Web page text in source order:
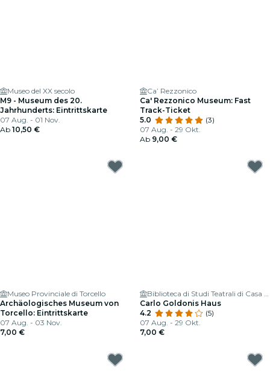
Museo del XX secolo
M9 - Museum des 20.
Jahrhunderts: Eintrittskarte
07 Aug. - 01 Nov.
Ab 10,50 €
Ca’ Rezzonico
Ca' Rezzonico Museum: Fast
Track-Ticket
5.0
(3)
07 Aug. - 29 Okt.
Ab 9,00 €
Museo Provinciale di Torcello
Archäologisches Museum von
Torcello: Eintrittskarte
07 Aug. - 03 Nov.
7,00 €
Biblioteca di Studi Teatrali di Casa Goldoni
Carlo Goldonis Haus
4.2
(5)
07 Aug. - 29 Okt.
7,00 €